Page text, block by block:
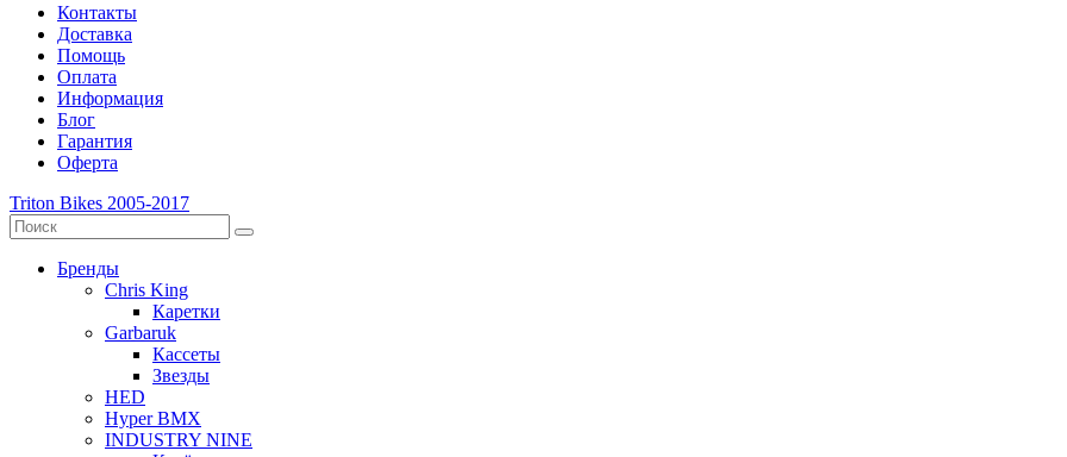
Контакты
Доставка
Помощь
Оплата
Информация
Блог
Гарантия
Оферта
Triton Bikes 2005-2017
Бренды
Chris King
Каретки
Garbaruk
Кассеты
Звезды
HED
Hyper BMX
INDUSTRY NINE